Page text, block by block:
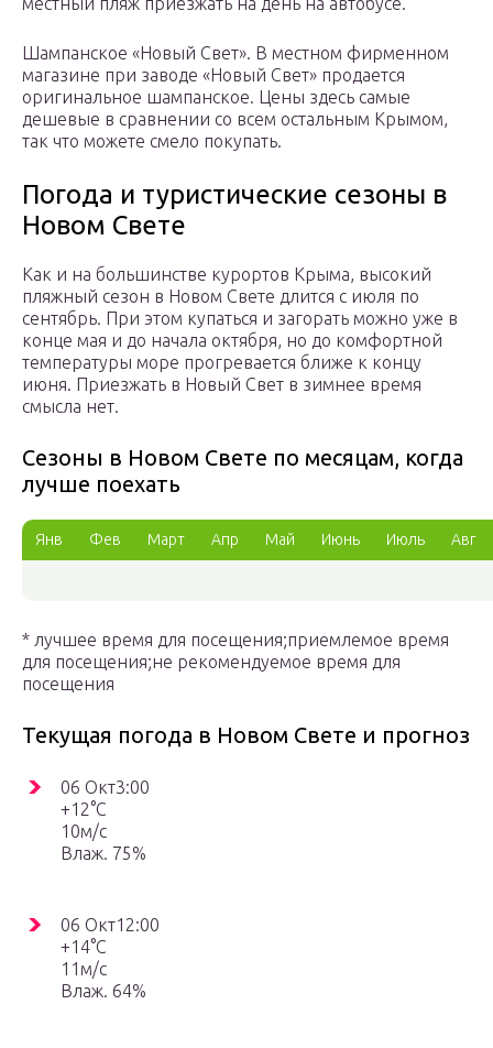
Шампанское «Новый Свет». В местном фирменном
магазине при заводе «Новый Свет» продается
оригинальное шампанское. Цены здесь самые
дешевые в сравнении со всем остальным Крымом,
так что можете смело покупать.
Погода и туристические сезоны в
Новом Свете
Как и на большинстве курортов Крыма, высокий
пляжный сезон в Новом Свете длится с июля по
сентябрь. При этом купаться и загорать можно уже в
конце мая и до начала октября, но до комфортной
температуры море прогревается ближе к концу
июня. Приезжать в Новый Свет в зимнее время
смысла нет.
Сезоны в Новом Свете по месяцам, когда
лучше поехать
Янв Фев Март Апр Май Июнь Июль Авг
* лучшее время для посещения;приемлемое время
для посещения;не рекомендуемое время для
посещения
Текущая погода в Новом Свете и прогноз
06 Окт3:00
+12°C
10м/с
Влаж. 75%
06 Окт12:00
+14°C
11м/с
Влаж. 64%